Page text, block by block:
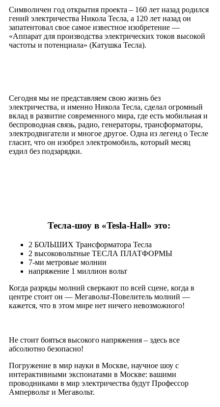
Символичен год открытия проекта – 160 лет назад родился
гений электричества Никола Тесла, а 120 лет назад он
запатентовал свое самое известное изобретение —
«Аппарат для производства электрических токов высокой
частоты и потенциала» (Катушка Тесла).
Сегодня мы не представляем свою жизнь без
электричества, и именно Никола Тесла, сделал огромный
вклад в развитие современного мира, где есть мобильная и
беспроводная связь, радио, генераторы, трансформаторы,
электродвигатели и многое другое. Одна из легенд о Тесле
гласит, что он изобрел электромобиль, который месяц
ездил без подзарядки.
Тесла-шоу в «Tesla-Hall» это:
2 БОЛЬШИХ Трансформатора Тесла
2 высоковольтные ТЕСЛА ПЛАТФОРМЫ
7-ми метровые молнии
напряжение 1 миллион вольт
Когда разряды молний сверкают по всей сцене, когда в
центре стоит он — Мегавольт-Повелитель молний —
кажется, что в этом мире нет ничего невозможного!
Не стоит бояться высокого напряжения – здесь все
абсолютно безопасно!
Погружение в мир науки в Москве, научное шоу с
интерактивными экспонатами в Москве: вашими
проводниками в мир электричества будут Профессор
Ампервольт и Мегавольт.